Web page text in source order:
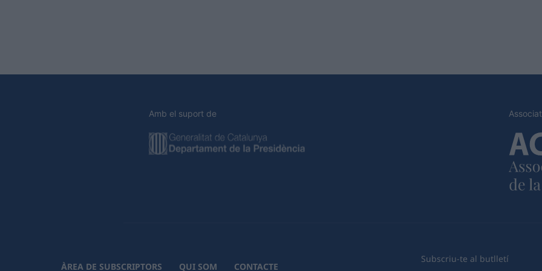
Amb el suport de
ÀREA DE SUBSCRIPTORS QUI SOM CONTACTE
Subscriu-te al butlletí